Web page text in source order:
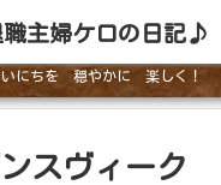
いにちを 穏やかに 楽しく！
スヴィーク
職主婦ケロの日記♪